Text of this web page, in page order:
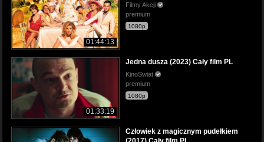
01:44:13
Filmy Akcji
premium
1080p
01:33:19
Jedna dusza (2023) Cały film PL
KinoSwiat
premium
1080p
Człowiek z magicznym pudełkiem